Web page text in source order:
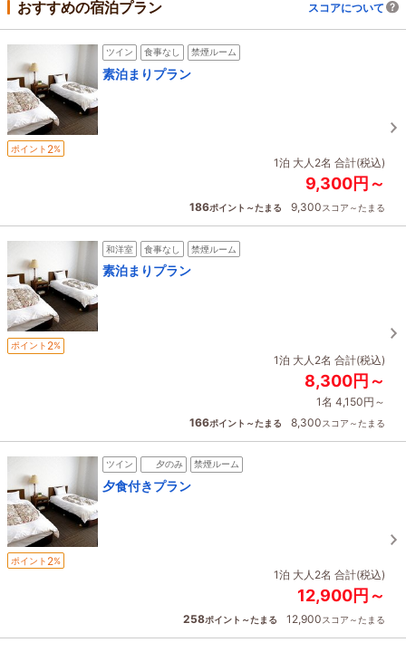
おすすめの宿泊プラン スコアについて
ツイン 食事なし 禁煙ルーム
素泊まりプラン
ポイント 2%
1泊 大人2名 合計(税込)
9,300円～
186ポイント～たまる 9,300スコア～たまる
和洋室 食事なし 禁煙ルーム
素泊まりプラン
ポイント 2%
1泊 大人2名 合計(税込)
8,300円～
1名 4,150円～
166ポイント～たまる 8,300スコア～たまる
ツイン 夕のみ 禁煙ルーム
夕食付きプラン
ポイント 2%
1泊 大人2名 合計(税込)
12,900円～
258ポイント～たまる 12,900スコア～たまる